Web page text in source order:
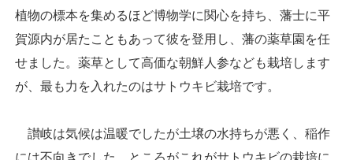
植物の標本を集めるほど博物学に関心を持ち、藩士に平
賀源内が居たこともあって彼を登用し、藩の薬草園を任
せました。薬草として高価な朝鮮人参なども栽培します
が、最も力を入れたのはサトウキビ栽培です。
讃岐は気候は温暖でしたが土壌の水持ちが悪く、稲作
には不向きでした。ところがこれがサトウキビの栽培に